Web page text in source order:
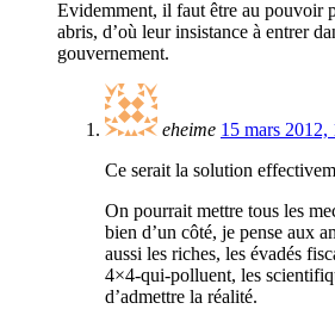
Evidemment, il faut être au pouvoir
abris, d’où leur insistance à entrer
gouvernement.
eheime 15 mars 2012,
Ce serait la solution
On pourrait mettre tous les
bien d’un côté, je pense aux
aussi les riches, les évadés
4×4-qui-polluent, les
d’admettre la réalité.